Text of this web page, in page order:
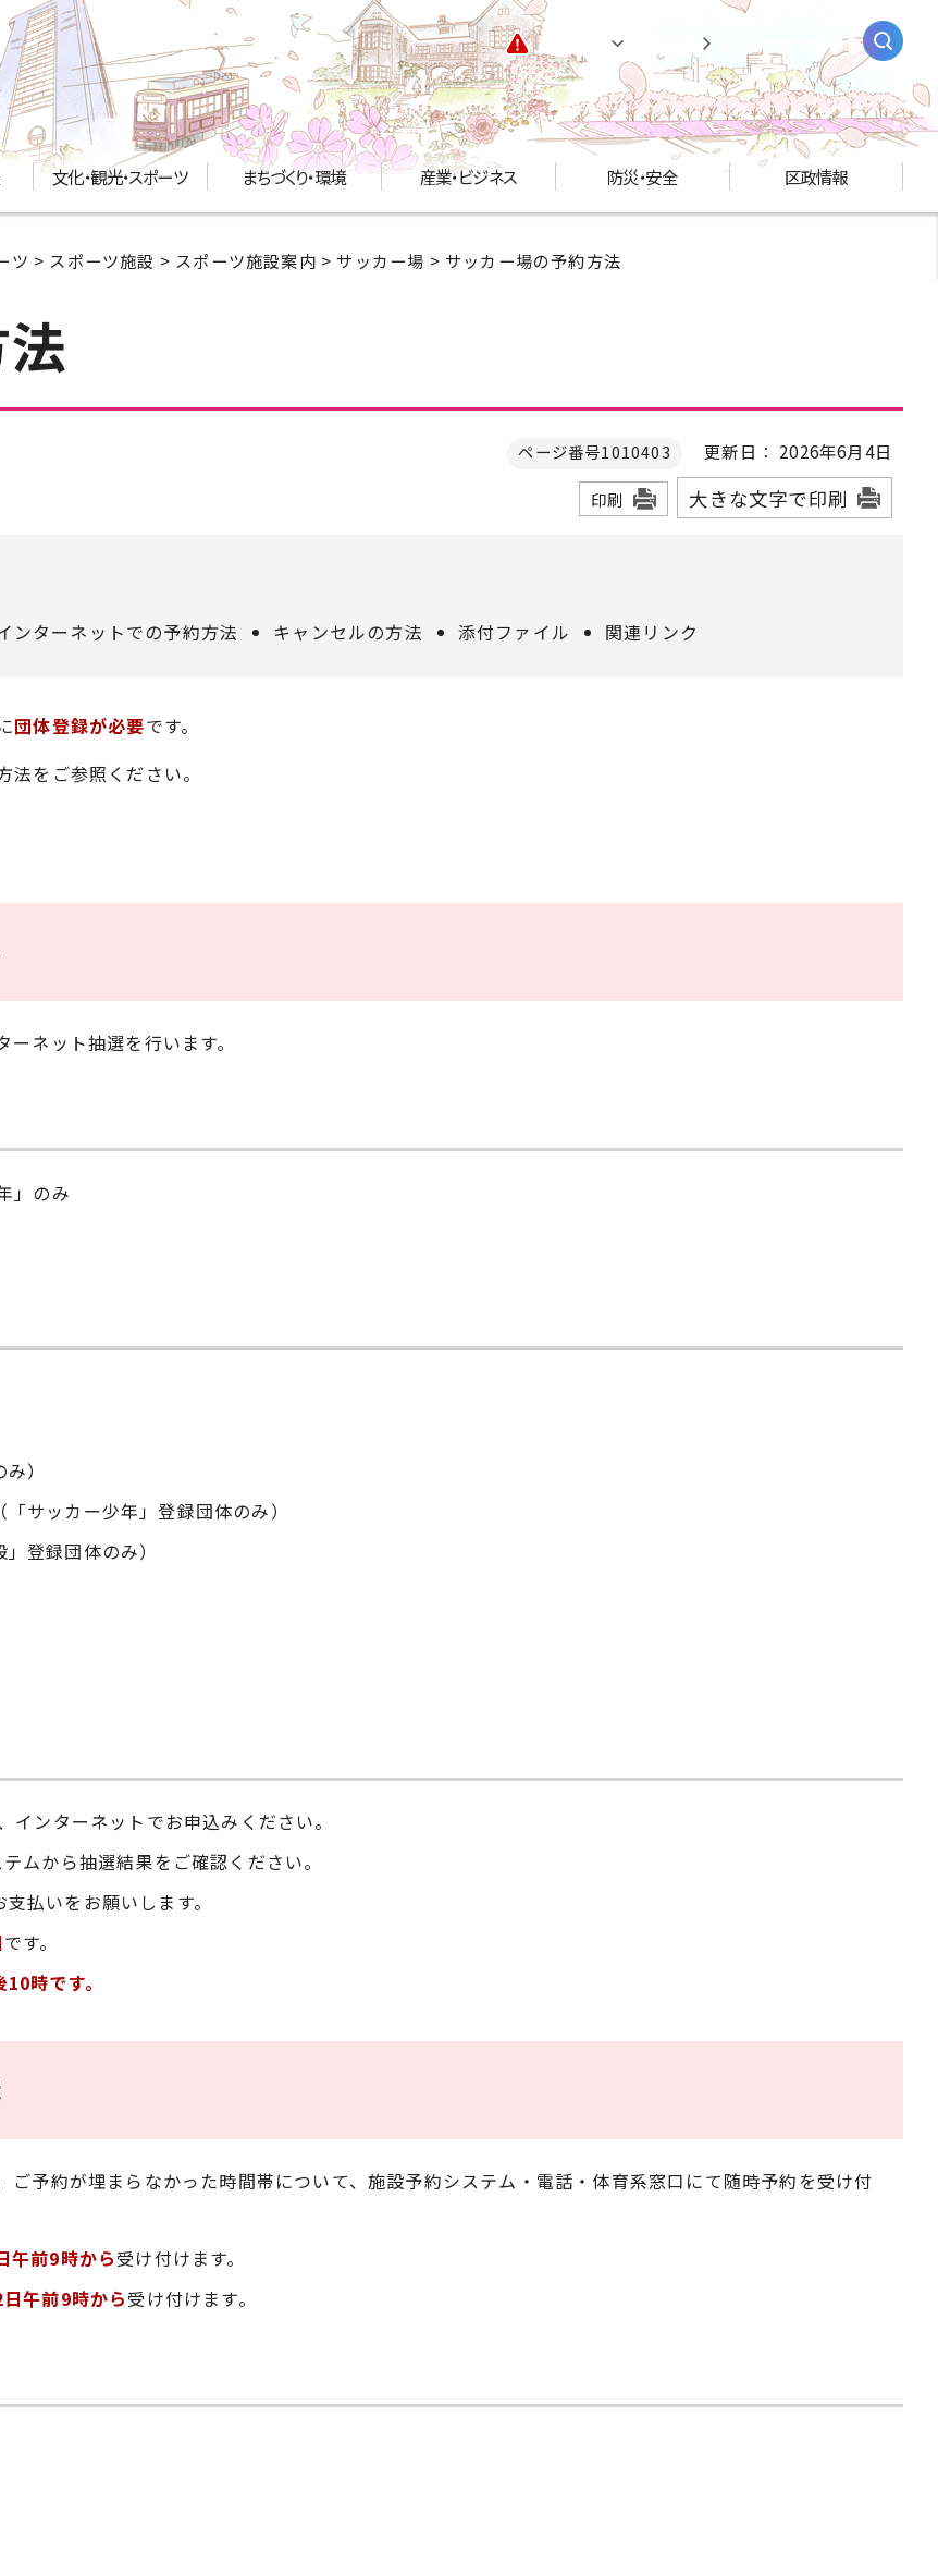
緊急情報 AIチャットボット
文化・観光・スポーツ まちづくり・環境 産業・ビジネス 防災・安全 区政情報
ツ > スポーツ施設 > スポーツ施設案内 >サッカー場 > サッカー場の予約方法
ページ番号1010403 更新日： 2026年6月4日
印刷 大きな文字で印刷
ンターネットでの予約方法 キャンセルの方法 添付ファイル 関連リンク
団体登録が必要です。
をご参照ください。
ネット抽選を行います。
」のみ
）
サッカー少年」登録団体のみ）
登録団体のみ）
インターネットでお申込みください。
ムから抽選結果をご確認ください。
払いをお願いします。
です。
時です。
予約が埋まらなかった時間帯について、施設予約システム・電話・体育系窓口にて随時予約を受け付
午前9時から受け付けます。
午前9時から受け付けます。